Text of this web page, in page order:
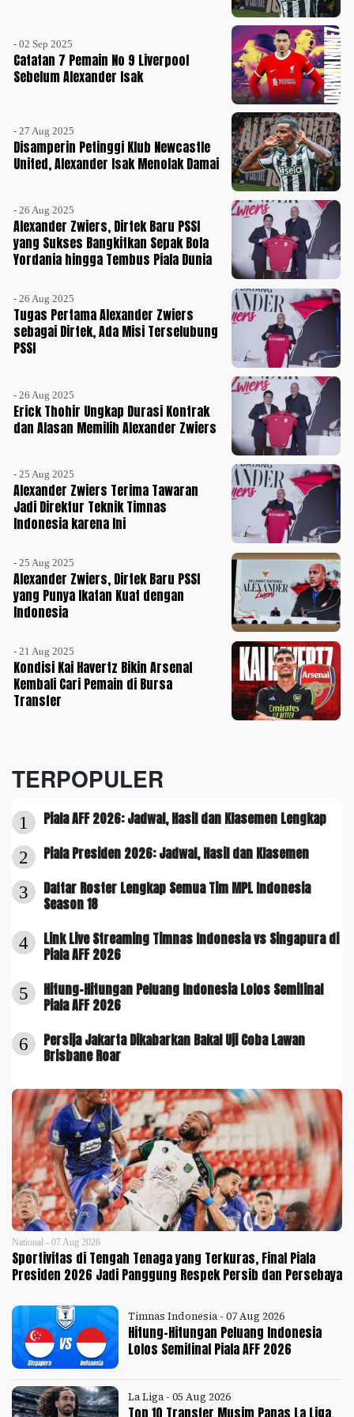
- 02 Sep 2025
Catatan 7 Pemain No 9 Liverpool
Sebelum Alexander Isak
- 27 Aug 2025
Disamperin Petinggi Klub Newcastle
United, Alexander Isak Menolak Damai
- 26 Aug 2025
Alexander Zwiers, Dirtek Baru PSSI
yang Sukses Bangkitkan Sepak Bola
Yordania hingga Tembus Piala Dunia
- 26 Aug 2025
Tugas Pertama Alexander Zwiers
sebagai Dirtek, Ada Misi Terselubung
PSSI
- 26 Aug 2025
Erick Thohir Ungkap Durasi Kontrak
dan Alasan Memilih Alexander Zwiers
- 25 Aug 2025
Alexander Zwiers Terima Tawaran
Jadi Direktur Teknik Timnas
Indonesia karena Ini
- 25 Aug 2025
Alexander Zwiers, Dirtek Baru PSSI
yang Punya Ikatan Kuat dengan
Indonesia
- 21 Aug 2025
Kondisi Kai Havertz Bikin Arsenal
Kembali Cari Pemain di Bursa
Transfer
TERPOPULER
1 Piala AFF 2026: Jadwal, Hasil dan Klasemen Lengkap
2 Piala Presiden 2026: Jadwal, Hasil dan Klasemen
3
Daftar Roster Lengkap Semua Tim MPL Indonesia
Season 18
4
Link Live Streaming Timnas Indonesia vs Singapura di
Piala AFF 2026
5
Hitung-Hitungan Peluang Indonesia Lolos Semifinal
Piala AFF 2026
6
Persija Jakarta Dikabarkan Bakal Uji Coba Lawan
Brisbane Roar
National - 07 Aug 2026
Sportivitas di Tengah Tenaga yang Terkuras, Final Piala
Presiden 2026 Jadi Panggung Respek Persib dan Persebaya
Timnas Indonesia - 07 Aug 2026
Hitung-Hitungan Peluang Indonesia
Lolos Semifinal Piala AFF 2026
La Liga - 05 Aug 2026
Top 10 Transfer Musim Panas La Liga,